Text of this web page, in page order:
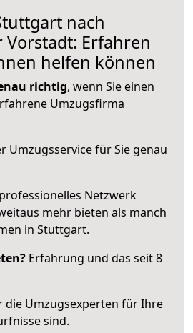
nach
Vorstadt: Erfahren
helfen können
richtig, wenn Sie einen
Umzugsfirma
Umzugsservice für Sie genau
Netzwerk
mehr bieten als manch
in Stuttgart.
Erfahrung und das seit 8
die Umzugsexperten für Ihre
sind.